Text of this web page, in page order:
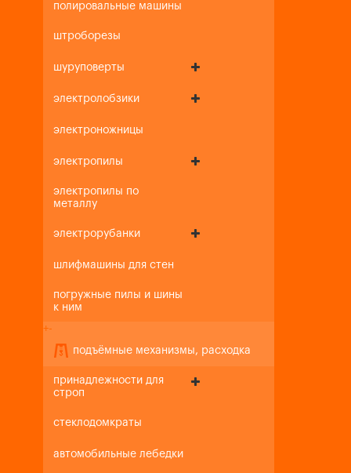
полировальные машины
штроборезы
шуруповерты
электролобзики
электроножницы
электропилы
электропилы по
металлу
электрорубанки
шлифмашины для стен
погружные пилы и шины
к ним
+-
подъёмные механизмы, расходка
принадлежности для
строп
стеклодомкраты
автомобильные лебедки